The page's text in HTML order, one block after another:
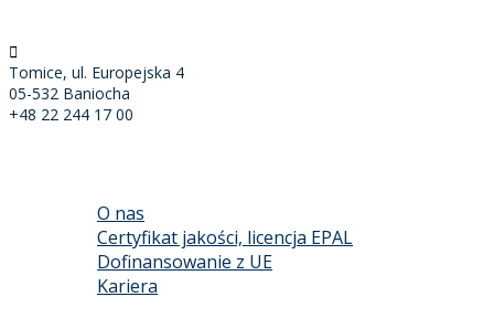
Tomice, ul. Europejska 4
05-532 Baniocha
+48 22 244 17 00
O nas
Certyfikat jakości, licencja EPAL
Dofinansowanie z UE
Kariera